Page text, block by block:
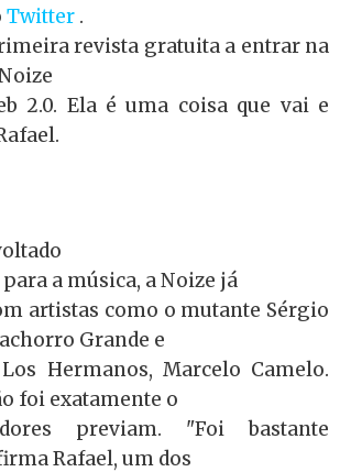
Twitter .
revista gratuita a entrar na
2.0. Ela é uma coisa que vai e
a música, a Noize já
artistas como o mutante Sérgio
Grande e
Hermanos, Marcelo Camelo.
foi exatamente o
previam. "Foi bastante
Rafael, um dos